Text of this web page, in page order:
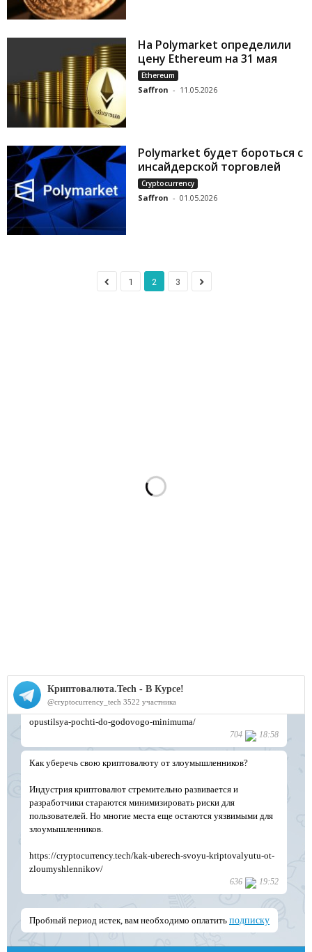
На Polymarket определили
цену Ethereum на 31 мая
Ethereum
Saffron - 11.05.2026
Polymarket будет бороться с
инсайдерской торговлей
Cryptocurrency
Saffron - 01.05.2026
1 2 3